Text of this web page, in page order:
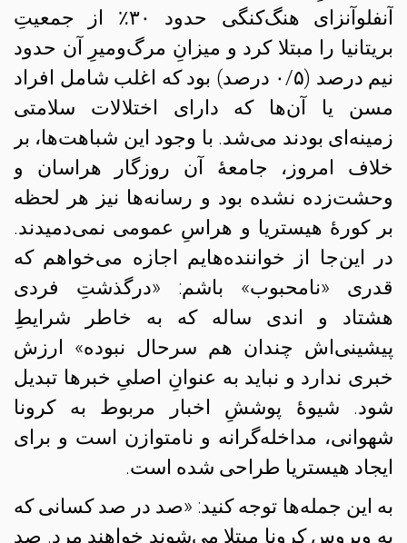
آنفلوآنزای هنگ‌کنگی حدود ۳۰٪ از جمعیتِ
بریتانیا را مبتلا کرد و میزانِ مرگ‌و‌میرِ آن حدود
نیم درصد (۰/۵ درصد) بود که اغلب شامل افراد
مسن یا آن‌ها که دارای اختلالات سلامتی
زمینه‌ای بودند می‌شد. با وجود این شباهت‌ها، بر
خلاف امروز، جامعهٔ آن روزگار هراسان و
وحشت‌زده نشده بود و رسانه‌ها نیز هر لحظه
بر کورهٔ هیستریا و هراسِ عمومی نمی‌دمیدند.
در این‌جا از خواننده‌هایم اجازه می‌خواهم که
قدری «نامحبوب» باشم: «درگذشتِ فردی
هشتاد و اندی ساله که به خاطر شرایطِ
پیشینی‌اش چندان هم سرحال نبوده» ارزش
خبری ندارد و نباید به عنوانِ اصلیِ خبرها تبدیل
شود. شیوهٔ پوششِ اخبار مربوط به کرونا
شهوانی، مداخله‌گرانه و نامتوازن است و برای
ایجاد هیستریا طراحی شده است.
به این جمله‌ها توجه کنید: «صد در صد کسانی که
به ویروس کرونا مبتلا می‌شوند خواهند مرد. صد